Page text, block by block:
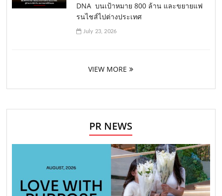
DNA บนเป้าหมาย 800 ล้าน และขยายแฟ
รนไชส์ไปต่างประเทศ
July 23, 2026
VIEW MORE
PR NEWS